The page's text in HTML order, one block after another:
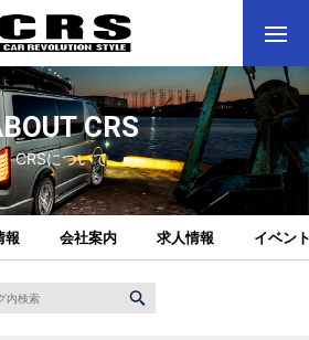
CRS
CRSについて
報 会社案内 求人情報 イベン